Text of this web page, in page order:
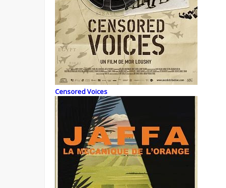
Censored Voices